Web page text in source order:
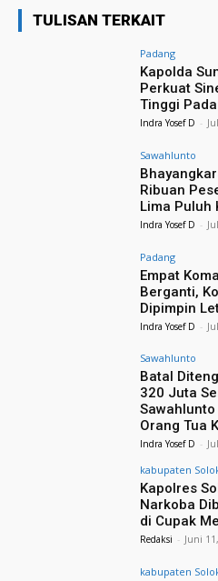
TULISAN TERKAIT
Padang
Kapolda
Perkuat
Tinggi
Indra Yosef D -
Sawahlunto
Ribuan
Lima Puluh
Indra Yosef D -
Padang
Empat
Berganti,
Dipimpin
Indra Yosef D -
Sawahlunto
Batal
320 Juta
Orang Tua
Indra Yosef D -
kabupaten
Kapolres
Narkoba
di Cupak
Redaksi - Juni
kabupaten